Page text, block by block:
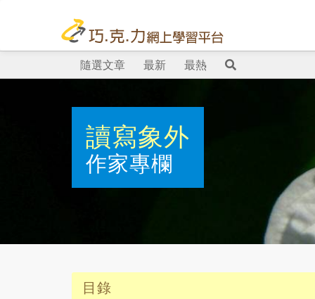
隨選文章 最新 最熱
讀寫象外
作家專欄
目錄